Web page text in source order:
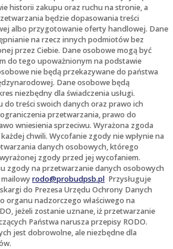
historii zakupu oraz ruchu na stronie, a
będzie dopasowania treści
albo przygotowanie oferty handlowej. Dane
na rzecz innych podmiotów bez
przez Ciebie. Dane osobowe mogą być
do tego upoważnionym na podstawie
nie będą przekazywane do państwa
Dane osobowe będą
niezbędny dla świadczenia usługi.
do treści swoich danych oraz prawo ich
przetwarzania, prawo do
wniesienia sprzeciwu. Wyrażona zgoda
chwili. Wycofanie zgody nie wpłynie na
danych osobowych, którego
zgody przed jej wycofaniem.
zgody na przetwarzanie danych osobowych
rodo@probudpsb.pl Przysługuje
do Prezesa Urzędu Ochrony Danych
organu nadzorczego właściwego na
jeżeli zostanie uznane, iż przetwarzanie
Państwa narusza przepisy RODO.
jest dobrowolne, ale niezbędne dla